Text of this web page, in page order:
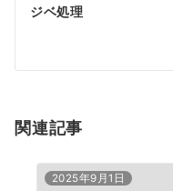
ゲ
シ
ン
ジベ処理
関連記事
2025年9月1日